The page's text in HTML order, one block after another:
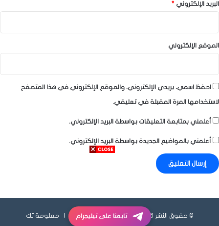
البريد الإلكتروني *
الموقع الإلكتروني
احفظ اسمي، بريدي الإلكتروني، والموقع الإلكتروني في هذا المتصفح
لاستخدامها المرة المقبلة في تعليقي.
أعلمني بمتابعة التعليقات بواسطة البريد الإلكتروني.
أعلمني بالمواضيع الجديدة بواسطة البريد الإلكتروني.
© حقوق النشر 2026، جميع الحقوق محفوظة | معلومة تك تابعنا على تيليجرام